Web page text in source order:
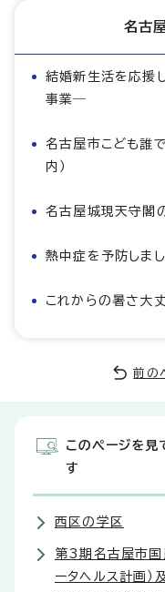
名古
結婚新生活を応援
事業―
名古屋市こども誰
内）
名古屋城現天守閣
熱中症を予防しまし
これからの暑さ大
前の
このページを見
す
西区の学区
第3期名古屋市国
ータヘルス計画